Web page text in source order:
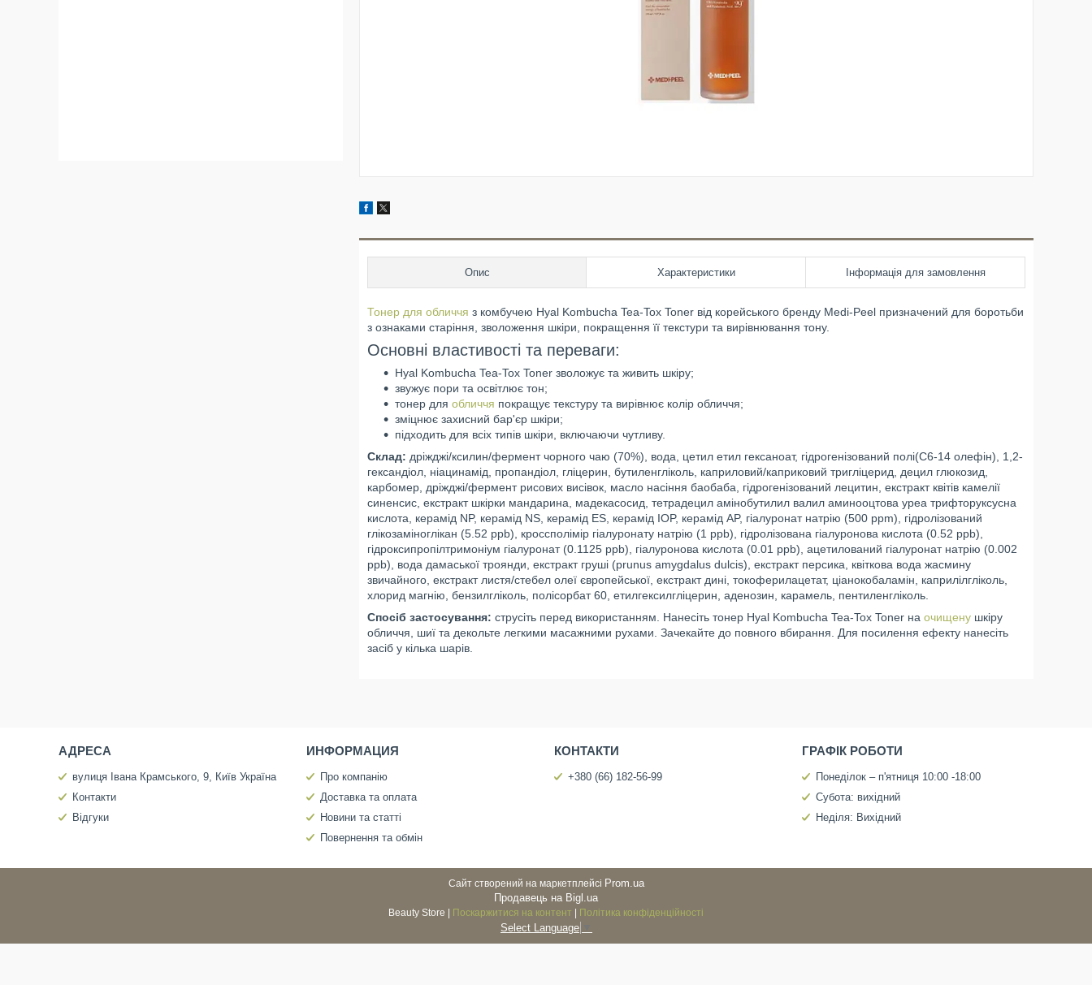
Опис Характеристики Інформація для замовлення
Тонер для обличчя з комбучею Hyal Kombucha Tea-Tox Toner від корейського бренду Medi-Peel призначений для боротьби
з ознаками старіння, зволоження шкіри, покращення її текстури та вирівнювання тону.
Основні властивості та переваги:
Hyal Kombucha Tea-Tox Toner зволожує та живить шкіру;
звужує пори та освітлює тон;
тонер для обличчя покращує текстуру та вирівнює колір обличчя;
зміцнює захисний бар'єр шкіри;
підходить для всіх типів шкіри, включаючи чутливу.
Склад: дріжджі/ксилин/фермент чорного чаю (70%), вода, цетил етил гексаноат, гідрогенізований полі(С6-14 олефін), 1,2-
гександіол, ніацинамід, пропандіол, гліцерин, бутиленгліколь, каприловий/каприковий тригліцерид, децил глюкозид,
карбомер, дріжджі/фермент рисових висівок, масло насіння баобаба, гідрогенізований лецитин, екстракт квітів камелії
синенсис, екстракт шкірки мандарина, мадекасосид, тетрадецил амінобутилил валил аминооцтова уреа трифторуксусна
кислота, керамід NP, керамід NS, керамід ES, керамід IOP, керамід AP, гіалуронат натрію (500 ppm), гідролізований
глікозаміноглікан (5.52 ppb), кроссполімір гіалуронату натрію (1 ppb), гідролізована гіалуронова кислота (0.52 ppb),
гідроксипропілтримоніум гіалуронат (0.1125 ppb), гіалуронова кислота (0.01 ppb), ацетилований гіалуронат натрію (0.002
ppb), вода дамаської троянди, екстракт груші (prunus amygdalus dulcis), екстракт персика, квіткова вода жасмину
звичайного, екстракт листя/стебел олеї європейської, екстракт дині, токоферилацетат, ціанокобаламін, каприлілгліколь,
хлорид магнію, бензилгліколь, полісорбат 60, етилгексилгліцерин, аденозин, карамель, пентиленгліколь.
Спосіб застосування: струсіть перед використанням. Нанесіть тонер Hyal Kombucha Tea-Tox Toner на очищену шкіру
обличчя, шиї та декольте легкими масажними рухами. Зачекайте до повного вбирання. Для посилення ефекту нанесіть
засіб у кілька шарів.
АДРЕСА
вулиця Івана Крамського, 9, Київ Україна
Контакти
Відгуки
ИНФОРМАЦИЯ
Про компанію
Доставка та оплата
Новини та статті
Повернення та обмін
КОНТАКТИ
+380 (66) 182-56-99
ГРАФІК РОБОТИ
Понеділок – п'ятниця 10:00 -18:00
Субота: вихідний
Неділя: Вихідний
Сайт створений на маркетплейсі Prom.ua
Продавець на Bigl.ua
Поскаржитися на контент Політика конфіденційності
Select Language